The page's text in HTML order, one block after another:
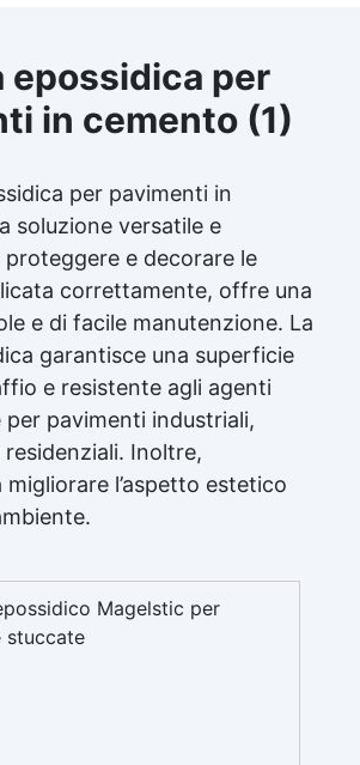
epossidica per
in cemento (1)
per pavimenti in
soluzione versatile e
e decorare le
correttamente, offre una
e di facile manutenzione. La
garantisce una superficie
e resistente agli agenti
per pavimenti industriali,
Inoltre,
l’aspetto estetico